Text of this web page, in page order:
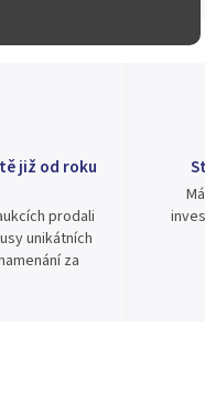
již od roku
prodali
unikátních
za